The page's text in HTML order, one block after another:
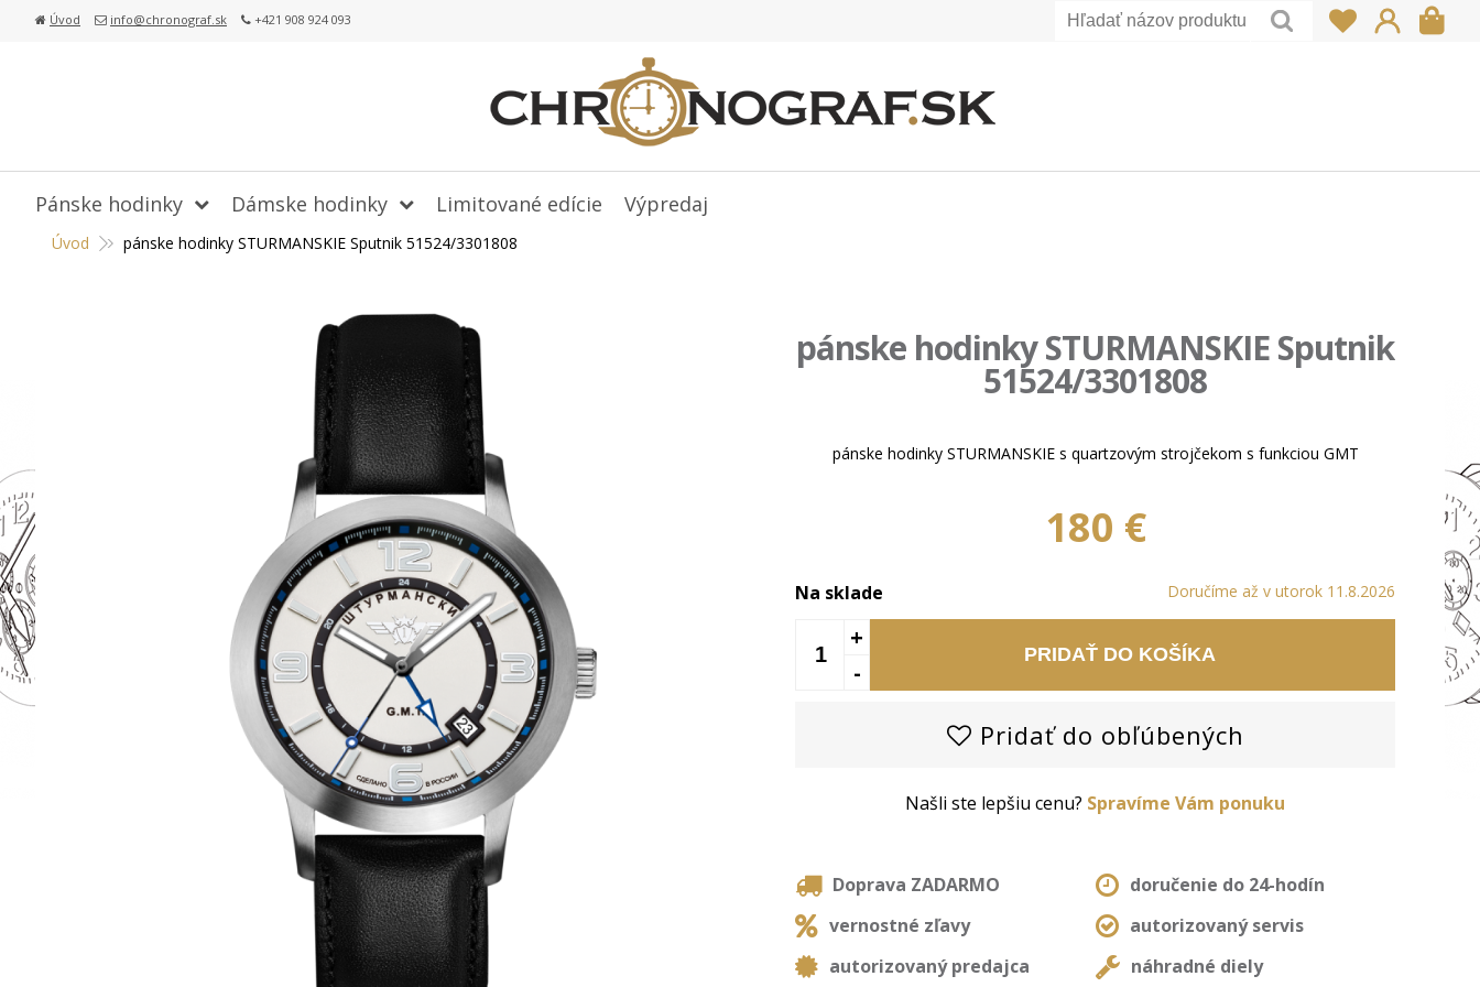
Úvod info@chronograf.sk +421 908 924 093
Úvod pánske hodinky STURMANSKIE Sputnik 51524/3301808
pánske hodinky STURMANSKIE Sputnik
51524/3301808
pánske hodinky STURMANSKIE s quartzovým strojčekom s funkciou GMT
180 €
Na sklade Doručíme až v utorok 11.8.2026
PRIDAŤ DO KOŠÍKA
+
-
Pridať do obľúbených
Našli ste lepšiu cenu? Spravíme Vám ponuku
Doprava ZADARMO
doručenie do 24-hodín
vernostné zľavy
autorizovaný servis
autorizovaný predajca
náhradné diely
Pánske hodinky Dámske hodinky Limitované edície Výpredaj